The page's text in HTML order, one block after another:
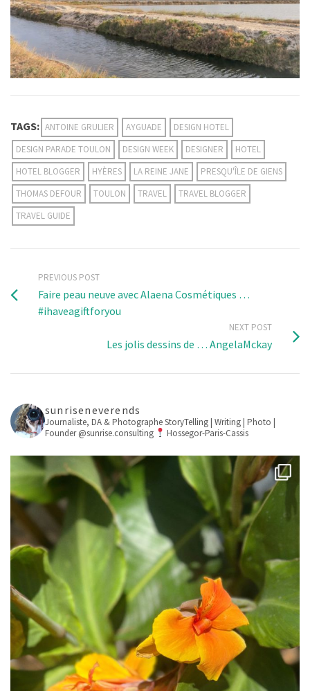
TAGS: ANTOINE GRULIER AYGUADE
DESIGN HOTEL
DESIGN PARADE TOULON
DESIGN WEEK DESIGNER
HOTEL
HOTEL BLOGGER
HYÈRES LA REINE JANE
PRESQU'ÎLE DE GIENS
THOMAS DEFOUR
TOULON TRAVEL
TRAVEL BLOGGER
TRAVEL GUIDE
PREVIOUS POST
Faire peau neuve avec Alaena Cosmétiques …
#ihaveagiftforyou
NEXT POST
Les jolis dessins de … AngelaMckay
sunriseneverends
Journaliste, DA & PhotographeStoryTelling | Writing | Photo |
Founder @sunrise.consulting
Hossegor-Paris-Cassis